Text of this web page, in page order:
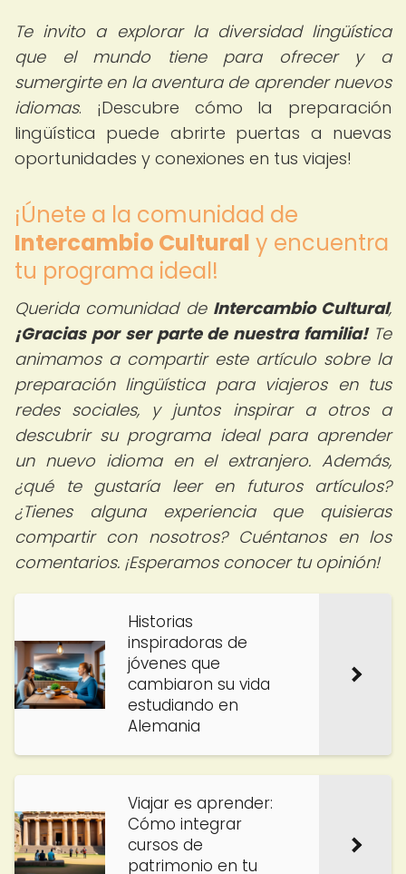
Te invito a explorar la diversidad lingüística
que el mundo tiene para ofrecer y a
sumergirte en la aventura de aprender nuevos
idiomas. ¡Descubre cómo la preparación
lingüística puede abrirte puertas a nuevas
oportunidades y conexiones en tus viajes!
¡Únete a la comunidad de
Intercambio Cultural y encuentra
tu programa ideal!
Querida comunidad de Intercambio Cultural,
¡Gracias por ser parte de nuestra familia! Te
animamos a compartir este artículo sobre la
preparación lingüística para viajeros en tus
redes sociales, y juntos inspirar a otros a
descubrir su programa ideal para aprender
un nuevo idioma en el extranjero. Además,
¿qué te gustaría leer en futuros artículos?
¿Tienes alguna experiencia que quisieras
compartir con nosotros? Cuéntanos en los
comentarios. ¡Esperamos conocer tu opinión!
Historias
inspiradoras de
jóvenes que
cambiaron su vida
estudiando en
Alemania
Viajar es aprender:
Cómo integrar
cursos de
patrimonio en tu